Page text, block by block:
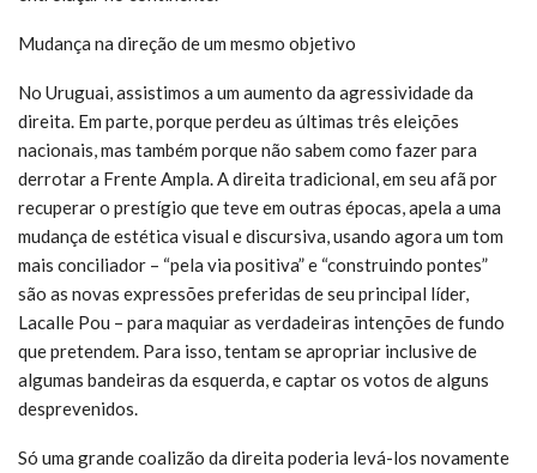
Mudança na direção de um mesmo objetivo
No Uruguai, assistimos a um aumento da agressividade da
direita. Em parte, porque perdeu as últimas três eleições
nacionais, mas também porque não sabem como fazer para
derrotar a Frente Ampla. A direita tradicional, em seu afã por
recuperar o prestígio que teve em outras épocas, apela a uma
mudança de estética visual e discursiva, usando agora um tom
mais conciliador – “pela via positiva” e “construindo pontes”
são as novas expressões preferidas de seu principal líder,
Lacalle Pou – para maquiar as verdadeiras intenções de fundo
que pretendem. Para isso, tentam se apropriar inclusive de
algumas bandeiras da esquerda, e captar os votos de alguns
desprevenidos.
Só uma grande coalizão da direita poderia levá-los novamente